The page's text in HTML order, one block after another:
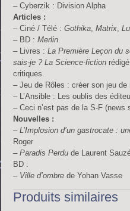
– Cyberzik : Division Alpha
Articles :
– Ciné / Télé :Gothika ,Matrix ,
– BD :Merlin
– Livres :La Première Leçon du
sais-je ? La Science-fiction
critiques.
– Jeu de Rôles : créer son jeu
– L’Ansible : Les oublis des
– Ceci n’est pas de la S-F (news
Nouvelles :
–L’Implosion d’un gastrocate :
Roger
–Paradis Perdu de Laurent
BD :
– Ville d’ombre de Yohan Vasse
Produits similaires